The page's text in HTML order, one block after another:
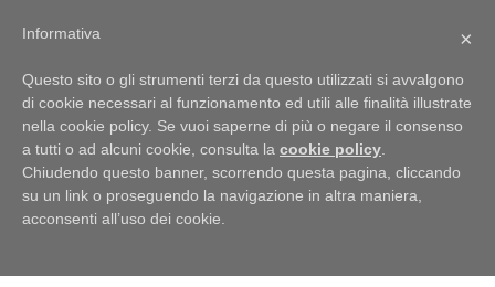
Menu
Andreina
Vetrallini
×
Informativa
Questo sito o gli strumenti terzi da questo utilizzati si avvalgono
di cookie necessari al funzionamento ed utili alle finalità illustrate
nella cookie policy. Se vuoi saperne di più o negare il consenso
a tutti o ad alcuni cookie, consulta la cookie policy
Chiudendo questo banner, scorrendo questa pagina, cliccando
su un link o proseguendo la navigazione in altra maniera,
acconsenti all’uso dei cookie.